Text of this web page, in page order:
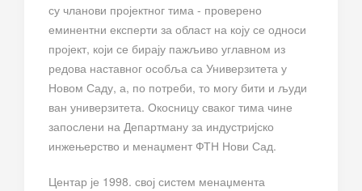
су чланови пројектног тима - проверено
еминентни експерти за област на коју се односи
пројект, који се бирају пажљиво углавном из
редова наставног особља са Универзитета у
Новом Саду, а, по потреби, то могу бити и људи
ван универзитета. Окосницу сваког тима чине
запослени на Департману за индустријско
инжењерство и менаџмент ФТН Нови Сад.
Центар је 1998. свој систем менаџмента